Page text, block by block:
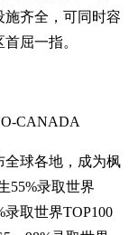
施齐全，可同时容
屈一指。
CANADA
球各地，成为枫
55%录取世界
录取世界TOP100